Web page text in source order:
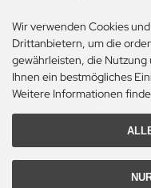
Zahlungsarten
Wir verwenden Cookies
Drittanbietern, um die
gewährleisten, die Nutzung
Ihnen ein bestmögliches
Weitere Informationen